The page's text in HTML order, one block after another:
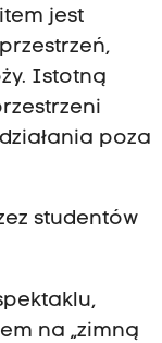
jest
Istotną
poza
studentów
na „zimną